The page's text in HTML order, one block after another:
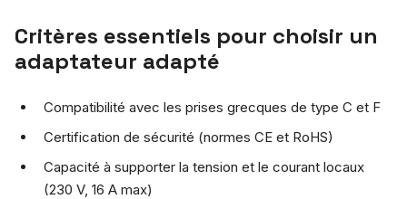
Critères essentiels pour choisir un
adaptateur adapté
Compatibilité avec les prises grecques de type C et F
Certification de sécurité (normes CE et RoHS)
Capacité à supporter la tension et le courant locaux
(230 V, 16 A max)